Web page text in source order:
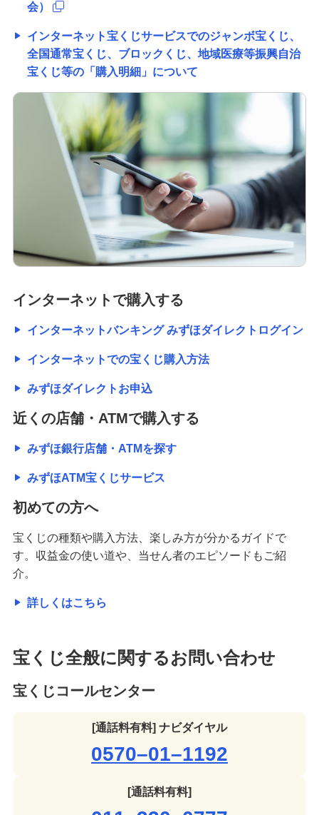
会）
インターネット宝くじサービスでのジャンボ宝くじ、
全国通常宝くじ、ブロックくじ、地域医療等振興自治
宝くじ等の「購入明細」について
インターネットで購入する
インターネットバンキング みずほダイレクトログイン
インターネットでの宝くじ購入方法
みずほダイレクトお申込
近くの店舗・ATMで購入する
みずほ銀行店舗・ATMを探す
みずほATM宝くじサービス
初めての方へ
宝くじの種類や購入方法、楽しみ方が分かるガイドで
す。収益金の使い道や、当せん者のエピソードもご紹
介。
詳しくはこちら
宝くじ全般に関するお問い合わせ
宝くじコールセンター
[通話料有料] ナビダイヤル
0570–01–1192
[通話料有料]